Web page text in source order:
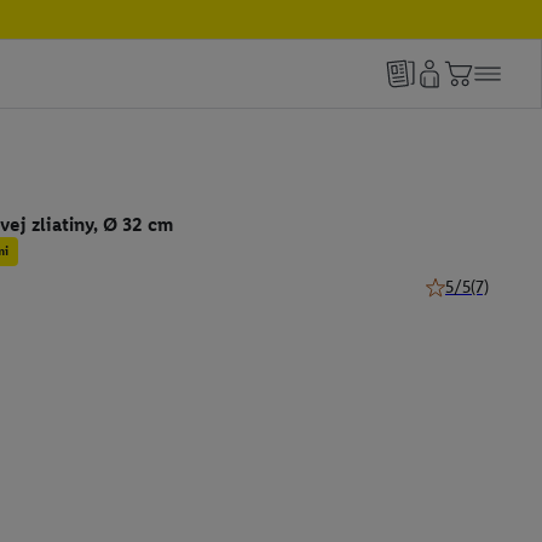
zliatiny, Ø 32 cm
5/5(7)